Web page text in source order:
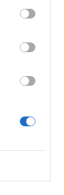
Artículo siguiente